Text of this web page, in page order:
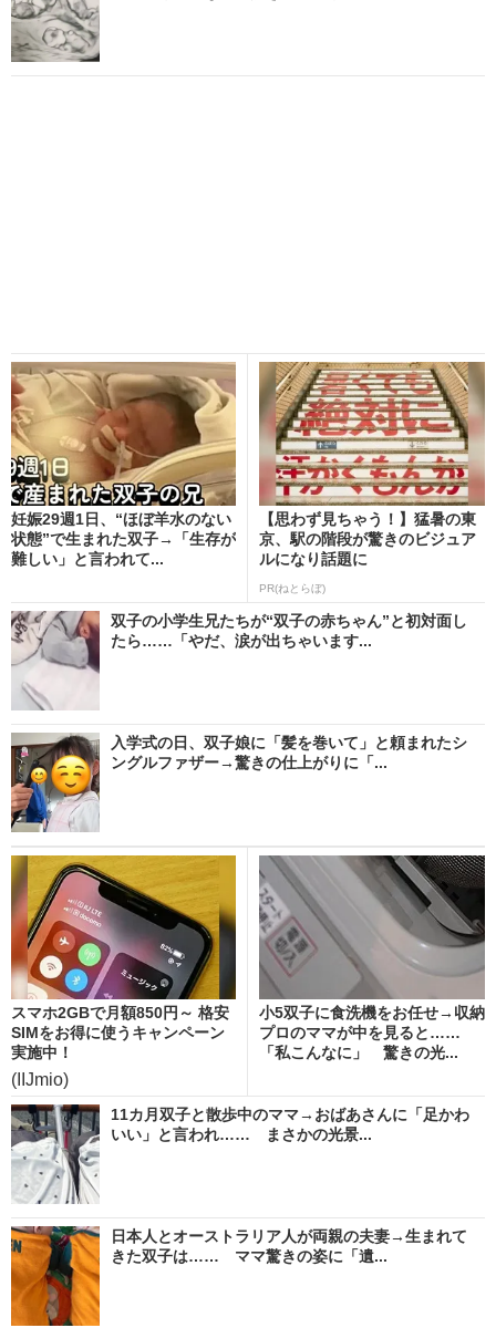
妊娠29週1日、“ほぼ羊水のない
状態”で生まれた双子→「生存が
難しい」と言われて...
【思わず見ちゃう！】猛暑の東
京、駅の階段が驚きのビジュア
ルになり話題に
PR(ねとらぼ)
双子の小学生兄たちが“双子の赤ちゃん”と初対面し
たら……「やだ、涙が出ちゃいます...
入学式の日、双子娘に「髪を巻いて」と頼まれたシ
ングルファザー→驚きの仕上がりに「...
スマホ2GBで月額850円～ 格安
SIMをお得に使うキャンペーン
実施中！
(IIJmio)
小5双子に食洗機をお任せ→収納
プロのママが中を見ると……
「私こんなに」 驚きの光...
11カ月双子と散歩中のママ→おばあさんに「足かわ
いい」と言われ…… まさかの光景...
日本人とオーストラリア人が両親の夫妻→生まれて
きた双子は…… ママ驚きの姿に「遺...